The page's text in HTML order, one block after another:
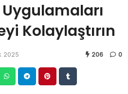
Kolaylaştırın
2025 206 0